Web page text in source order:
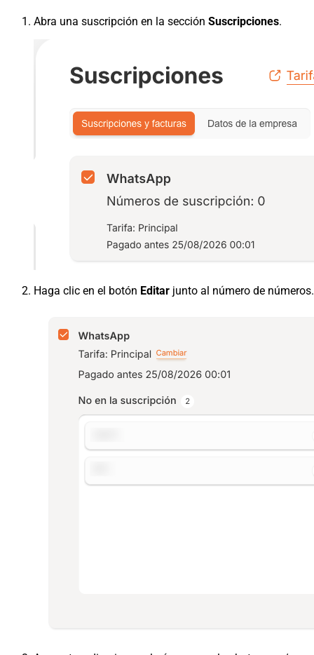
Abra una suscripción en la sección Suscripciones.
Haga clic en el botón Editar junto al número de números.